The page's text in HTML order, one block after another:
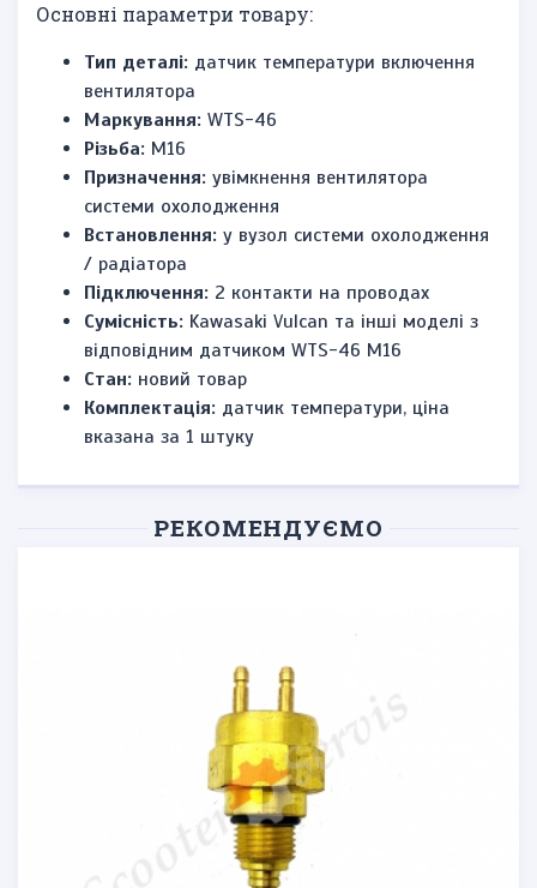
Основні параметри товару:
Тип деталі: датчик температури включення
вентилятора
Маркування: WTS-46
Різьба: М16
Призначення: увімкнення вентилятора
системи охолодження
Встановлення: у вузол системи охолодження
/ радіатора
Підключення: 2 контакти на проводах
Сумісність: Kawasaki Vulcan та інші моделі з
відповідним датчиком WTS-46 М16
Стан: новий товар
Комплектація: датчик температури, ціна
вказана за 1 штуку
РЕКОМЕНДУЄМО